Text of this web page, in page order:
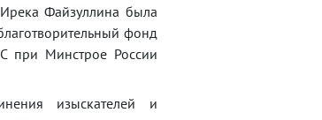
Файзуллина была
фонд
при Минстрое России
изыскателей и